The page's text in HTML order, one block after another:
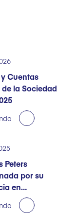
Cuentas
la Sociedad
Peters
por su
en